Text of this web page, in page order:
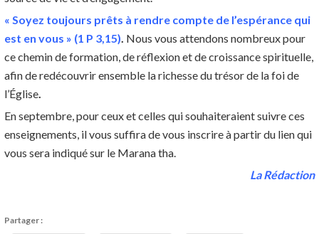
« Soyez toujours prêts à rendre compte de l’espérance qui
est en vous » (1 P 3,15). Nous vous attendons nombreux pour
ce chemin de formation, de réflexion et de croissance spirituelle,
afin de redécouvrir ensemble la richesse du trésor de la foi de
l’Église.
En septembre, pour ceux et celles qui souhaiteraient suivre ces
enseignements, il vous suffira de vous inscrire à partir du lien qui
vous sera indiqué sur le Marana tha.
La Rédaction
Partager :